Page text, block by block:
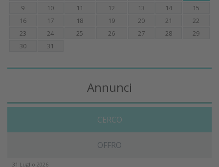
9
10 11 12 13 14
15
16
17 18 19 20 21
22
23
24 25 26 27 28
29
30
31
Annunci
CERCO
OFFRO
31 Luglio 2026